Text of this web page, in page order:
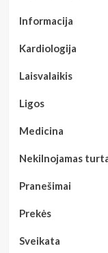
Informacija
Kardiologija
Laisvalaikis
Ligos
Medicina
Nekilnojamas
Pranešimai
Prekės
Sveikata